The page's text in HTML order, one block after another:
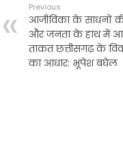
Previous
आजीविका के साधनों
और जनता के हाथ में
ताकत छत्तीसगढ़ के
का आधार: भूपेश बघेल